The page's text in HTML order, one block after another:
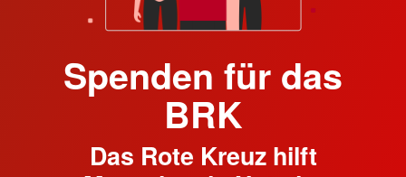
Spenden für das
BRK
Das Rote Kreuz hilft